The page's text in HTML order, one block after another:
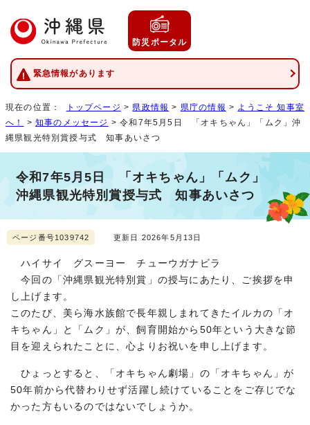
防災ポータル
緊急情報があります
現在の位置： トップページ > 県政情報 > 県庁の情報 > ようこそ 知事室
へ！
>知事のメッセージ > 令和7年5月5日 「オキちゃん」「ムク」沖
縄県観光特別賞授与式 知事あいさつ
令和7年5月5日 「オキちゃん」「ムク」
沖縄県観光特別賞授与式 知事あいさつ
ページ番号1039742 更新日 2026年5月13日
ハイサイ グスーヨー チューウガナビラ
今回の「沖縄県観光特別賞」の授与にあたり、ご挨拶を申
し上げます。
このたび、美ら海水族館で長年親しまれてきたイルカの「オ
キちゃん」と「ムク」が、飼育開始から50年という大きな節
目を迎えられたことに、心よりお祝いを申し上げます。
ひょっとすると、「オキちゃん劇場」の「オキちゃん」が
50年前から代替わりせず活躍し続けていることをご存じでな
かった方もいるのではないでしょうか。